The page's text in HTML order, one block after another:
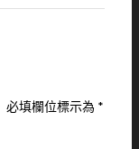
必填欄位標示為 *